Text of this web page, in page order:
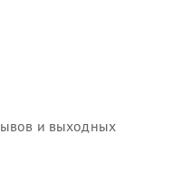
и выходных